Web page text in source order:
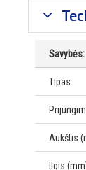
Savybės:
Tipas
Aukštis
Ilgis